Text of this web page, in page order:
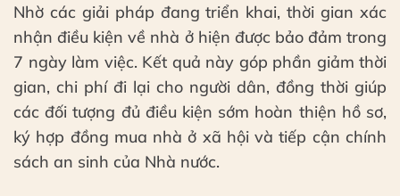
Nhờ các giải pháp đang triển khai, thời gian xác
nhận điều kiện về nhà ở hiện được bảo đảm trong
7 ngày làm việc. Kết quả này góp phần giảm thời
gian, chi phí đi lại cho người dân, đồng thời giúp
các đối tượng đủ điều kiện sớm hoàn thiện hồ sơ,
ký hợp đồng mua nhà ở xã hội và tiếp cận chính
sách an sinh của Nhà nước.